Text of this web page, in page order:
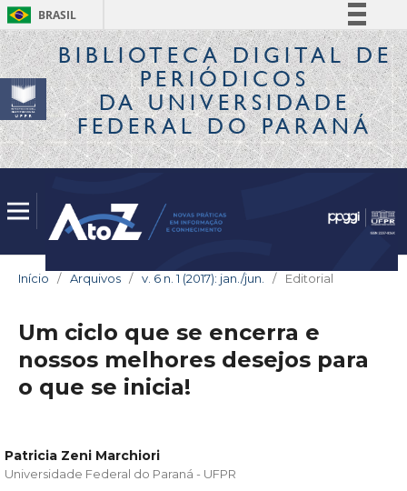
BRASIL
Simplifique!
Comunica BR
Participe
Acesso à informação
Legislação
BIBLIOTECA DIGITALDE
PERIÓDICOS
DA UNIVERSIDADE
FEDERAL DO PARANÁ
Início / Arquivos / v. 6 n. 1 (2017): jan./jun. / Editorial
Um ciclo que se encerra e
nossos melhores desejos para
o que se inicia!
Patricia Zeni Marchiori
Universidade Federal do Paraná - UFPR